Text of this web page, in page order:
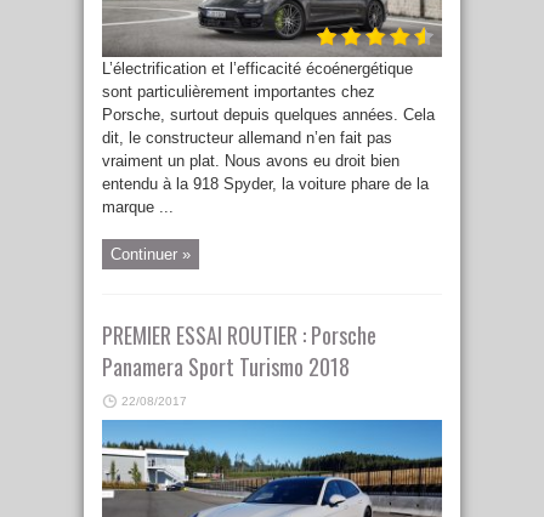
L’électrification et l’efficacité écoénergétique
sont particulièrement importantes chez
Porsche, surtout depuis quelques années. Cela
dit, le constructeur allemand n’en fait pas
vraiment un plat. Nous avons eu droit bien
entendu à la 918 Spyder, la voiture phare de la
marque ...
Continuer »
PREMIER ESSAI ROUTIER : Porsche
Panamera Sport Turismo 2018
22/08/2017